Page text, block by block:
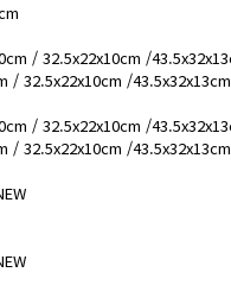
/ 32.5x22x10cm /43.5x32x13cm
/ 32.5x22x10cm /43.5x32x13cm